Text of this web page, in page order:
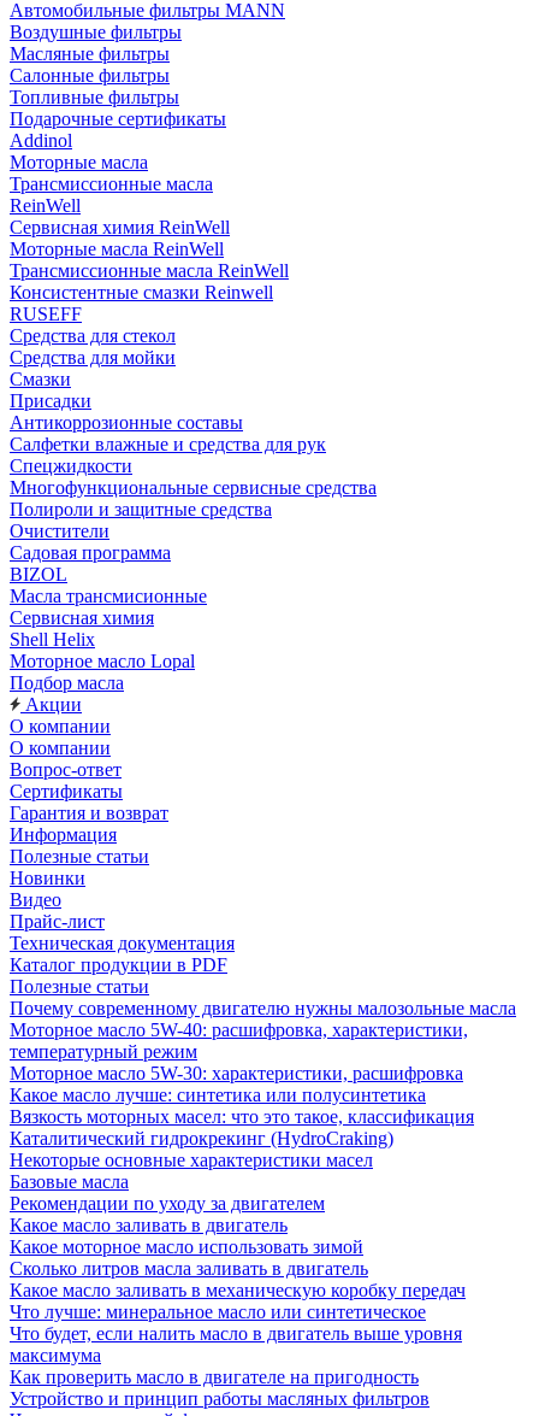
Автомобильные фильтры MANN
Воздушные фильтры
Масляные фильтры
Салонные фильтры
Топливные фильтры
Подарочные сертификаты
Addinol
Моторные масла
Трансмиссионные масла
ReinWell
Сервисная химия ReinWell
Моторные масла ReinWell
Трансмиссионные масла ReinWell
Консистентные смазки Reinwell
RUSEFF
Средства для стекол
Средства для мойки
Смазки
Присадки
Антикоррозионные составы
Салфетки влажные и средства для рук
Спецжидкости
Многофункциональные сервисные средства
Полироли и защитные средства
Очистители
Садовая программа
BIZOL
Масла трансмисионные
Сервисная химия
Shell Helix
Моторное масло Lopal
Подбор масла
Акции
О компании
О компании
Вопрос-ответ
Сертификаты
Гарантия и возврат
Информация
Полезные статьи
Новинки
Видео
Прайс-лист
Техническая документация
Каталог продукции в PDF
Полезные статьи
Почему современному двигателю нужны малозольные масла
Моторное масло 5W-40: расшифровка, характеристики,
температурный режим
Моторное масло 5W-30: характеристики, расшифровка
Какое масло лучше: синтетика или полусинтетика
Вязкость моторных масел: что это такое, классификация
Каталитический гидрокрекинг (НydroСraking)
Некоторые основные характеристики масел
Базовые масла
Рекомендации по уходу за двигателем
Какое масло заливать в двигатель
Какое моторное масло использовать зимой
Сколько литров масла заливать в двигатель
Какое масло заливать в механическую коробку передач
Что лучше: минеральное масло или синтетическое
Что будет, если налить масло в двигатель выше уровня
максимума
Как проверить масло в двигателе на пригодность
Устройство и принцип работы масляных фильтров